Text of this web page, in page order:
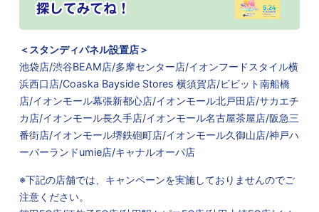
＜スタンディパネル設置店＞
池袋店/渋谷BEAM店/多摩センター店/イオンフードスタイル横
浜西口店/Coaska Bayside Stores 横須賀店/ビビット南船橋
店/イオンモール幕張新都心店/イオンモール北戸田店/サカエチ
カ店/イオンモール長久手店/イオンモール名古屋茶屋店/阪急三
番街店/イオンモール堺鉄砲町店/イオンモール久御山店/神戸ハ
ーバーランドumie店/キャナルオーパ店
※下記の店舗では、キャンペーンを実施しておりませんのでご
注意ください。